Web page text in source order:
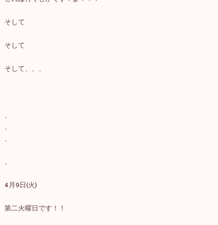
そして
そして
そして、、、
、
、
、
、
4月9日(火)
第二火曜日です！！